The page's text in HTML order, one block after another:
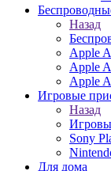
Назад
Apple
Apple
Apple
Игровые
Назад
Sony
Для дома